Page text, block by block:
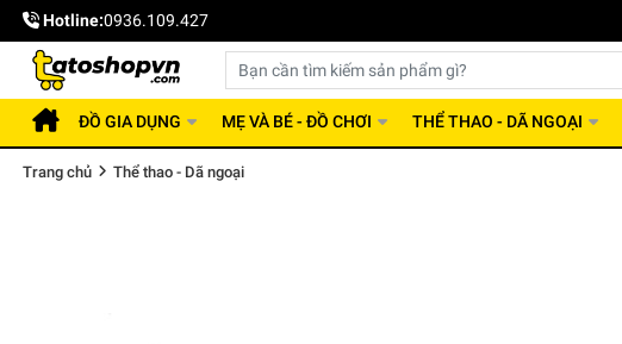
Hotline:0936.109.427
ĐỒ GIA DỤNG MẸ VÀ BÉ - ĐỒ CHƠI THỂ THAO - DÃ NGOẠI
Trang chủ Thể thao - Dã ngoại